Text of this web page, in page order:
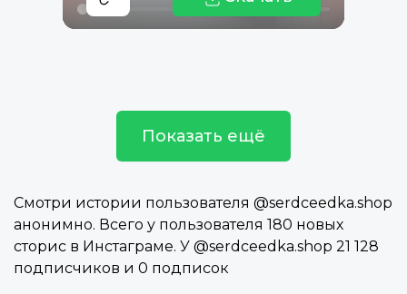
Показать ещё
Смотри истории пользователя @serdceedka.shop
анонимно. Всего у пользователя 180 новых
сторис в Инстаграме. У @serdceedka.shop 21 128
подписчиков и 0 подписок